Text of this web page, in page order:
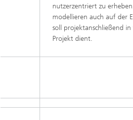
nutzerzentriert zu
modellieren auch auf der
soll projektanschließend
Projekt dient.